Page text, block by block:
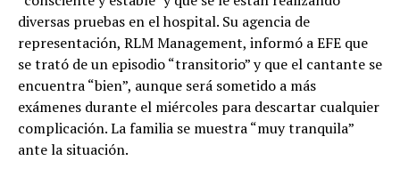
diversas pruebas en el hospital. Su agencia de
representación, RLM Management, informó a EFE que
se trató de un episodio “transitorio” y que el cantante se
encuentra “bien”, aunque será sometido a más
exámenes durante el miércoles para descartar cualquier
complicación. La familia se muestra “muy tranquila”
ante la situación.